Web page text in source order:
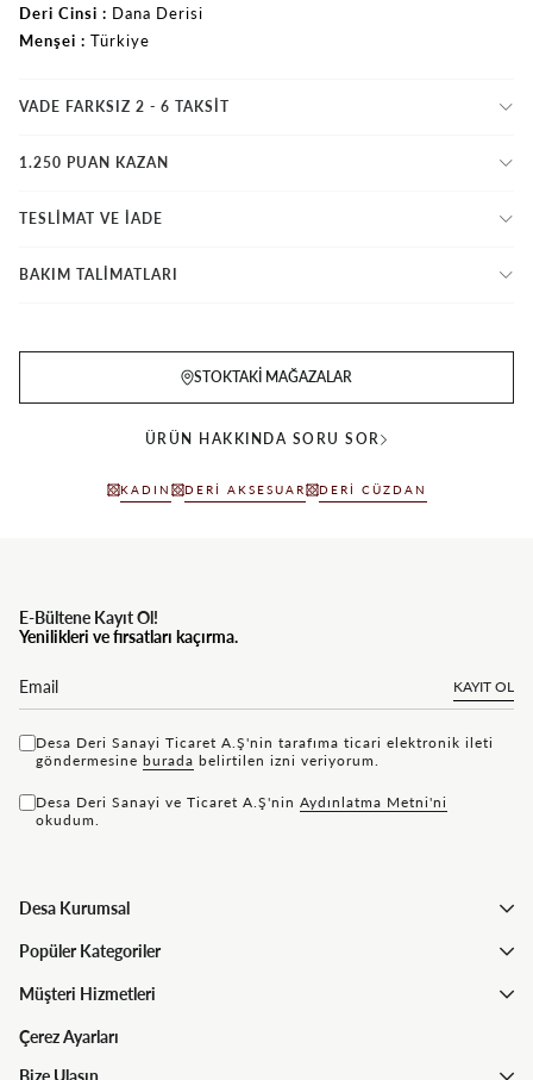
Deri Cinsi
Dana Derisi
Menşei
Türkiye
VADE FARKSIZ 2 - 6 TAKSIT
1.250 PUAN KAZAN
TESLİMAT VE İADE
BAKIM TALİMATLARI
STOKTAKI MAĞAZALAR
ÜRÜN HAKKINDA SORU SOR
KADIN DERI AKSESUAR DERI CÜZDAN
E-Bültene Kayıt Ol!
Yenilikleri ve fırsatları kaçırma.
KAYIT OL
Desa Deri Sanayi Ticaret A.Ş'nin tarafıma ticari elektronik ileti
göndermesine bu rada belirtilen izni veriyorum.
Desa Deri Sanayi ve Ticaret A.Ş'nin Aydınlatma Metni'ni
okudum.
Desa Kurumsal
Popüler Kategoriler
Müşteri Hizmetleri
Çerez Ayarları
Bize Ulaşın